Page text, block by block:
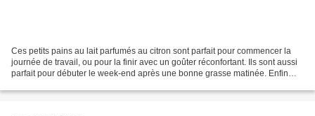
Ces petits pains au lait parfumés au citron sont parfait pour commencer la
journée de travail, ou pour la finir avec un goûter réconfortant. Ils sont aussi
parfait pour débuter le week-end après une bonne grasse matinée. Enfin